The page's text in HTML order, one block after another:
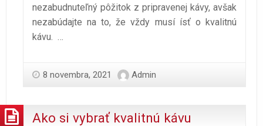
nezabudnuteľný pôžitok z pripravenej kávy, avšak
nezabúdajte na to, že vždy musí ísť o kvalitnú
kávu. …
8 novembra, 2021 Admin
Ako si vybrať kvalitnú kávu